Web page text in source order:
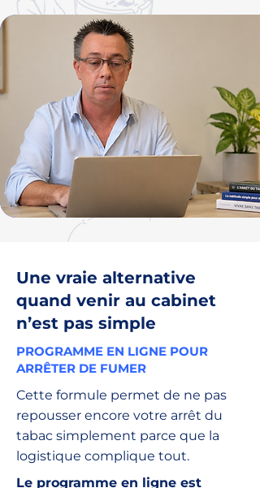
Une vraie alternative
quand venir au cabinet
n’est pas simple
PROGRAMME EN LIGNE POUR
ARRÊTER DE FUMER
Cette formule permet de ne pas
repousser encore votre arrêt du
tabac simplement parce que la
logistique complique tout.
Le programme en ligne est